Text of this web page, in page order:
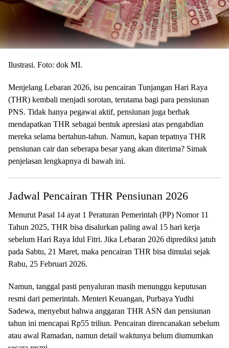
Ilustrasi. Foto: dok MI.
Menjelang Lebaran 2026, isu pencairan Tunjangan Hari Raya
(THR) kembali menjadi sorotan, terutama bagi para pensiunan
PNS. Tidak hanya pegawai aktif, pensiunan juga berhak
mendapatkan THR sebagai bentuk apresiasi atas pengabdian
mereka selama bertahun-tahun. Namun, kapan tepatnya THR
pensiunan cair dan seberapa besar yang akan diterima? Simak
penjelasan lengkapnya di bawah ini.
Jadwal Pencairan THR Pensiunan 2026
Menurut Pasal 14 ayat 1 Peraturan Pemerintah (PP) Nomor 11
Tahun 2025, THR bisa disalurkan paling awal 15 hari kerja
sebelum Hari Raya Idul Fitri. Jika Lebaran 2026 diprediksi jatuh
pada Sabtu, 21 Maret, maka pencairan THR bisa dimulai sejak
Rabu, 25 Februari 2026.
Namun, tanggal pasti penyaluran masih menunggu keputusan
resmi dari pemerintah. Menteri Keuangan, Purbaya Yudhi
Sadewa, menyebut bahwa anggaran THR ASN dan pensiunan
tahun ini mencapai Rp55 triliun. Pencairan direncanakan sebelum
atau awal Ramadan, namun detail waktunya belum diumumkan